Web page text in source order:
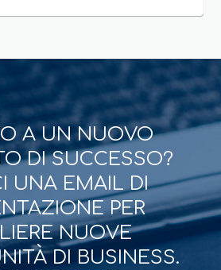
A UN NUOVO
DI SUCCESSO?
UNA EMAIL DI
PER
NUOVE
DI BUSINESS.